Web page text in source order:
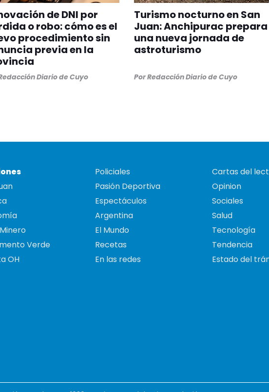
de DNI por
o robo: cómo es el
procedimiento sin
previa en la
Diario de Cuyo
Turismo nocturno en San
Juan: Anchipurac prepara
una nueva jornada de
astroturismo
PorRedacción Diario de Cuyo
Verde
OH
Policiales
Pasión Deportiva
Espectáculos
Argentina
El Mundo
Recetas
En las redes
Cartas del
Opinion
Sociales
Salud
Tecnología
Tendencia
Estado del